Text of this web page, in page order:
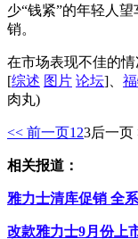
少“钱紧”的年轻人
销。
在市场表现不佳的
[综述 图片 论坛]、
肉丸)
<< 前一页1 23后一页
相关报道：
雅力士清库促销 全
改款雅力士9月份上